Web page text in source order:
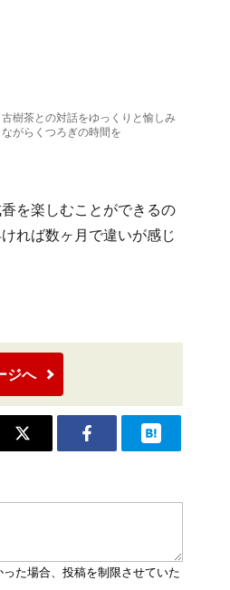
古樹茶との対話をゆっくりと愉しみ
ながらくつろぎの時間を
を楽しむことができるの
れば数ヶ月で違いが感じ
ジへ